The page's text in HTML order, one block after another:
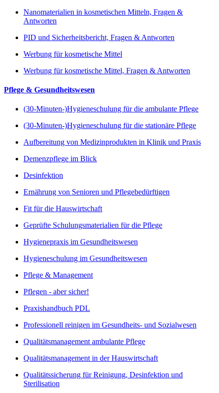
Nanomaterialien in kosmetischen Mitteln, Fragen &
Antworten
PID und Sicherheitsbericht, Fragen & Antworten
Werbung für kosmetische Mittel
Werbung für kosmetische Mittel, Fragen & Antworten
Pflege & Gesundheitswesen
(30-Minuten-)Hygieneschulung für die ambulante Pflege
(30-Minuten-)Hygieneschulung für die stationäre Pflege
Aufbereitung von Medizinprodukten in Klinik und Praxis
Demenzpflege im Blick
Desinfektion
Ernährung von Senioren und Pflegebedürftigen
Fit für die Hauswirtschaft
Geprüfte Schulungsmaterialien für die Pflege
Hygienepraxis im Gesundheitswesen
Hygieneschulung im Gesundheitswesen
Pflege & Management
Pflegen - aber sicher!
Praxishandbuch PDL
Professionell reinigen im Gesundheits- und Sozialwesen
Qualitätsmanagement ambulante Pflege
Qualitätsmanagement in der Hauswirtschaft
Qualitätssicherung für Reinigung, Desinfektion und
Sterilisation